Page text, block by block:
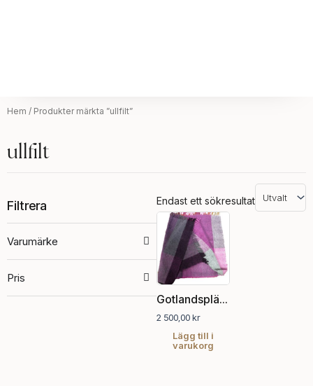
Hem / Produkter märkta ”ullfilt”
ullfilt
Filtrera
Varumärke
Pris
Endast ett sökresultat
Gotlandspläd, rosa /naturvit
2 500,00kr
Lägg till i
varukorg